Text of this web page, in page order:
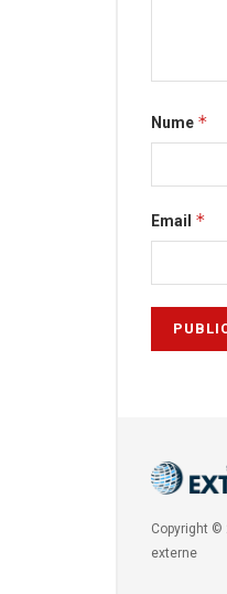
Nume *
Email *
Copyright ©
externe